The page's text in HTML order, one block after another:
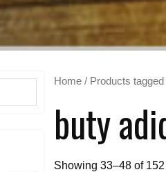
Home / Products
buty
Showing 33–48 of